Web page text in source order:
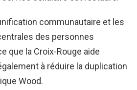
communautaire et les
des personnes
que la Croix-Rouge aide
à réduire la duplication
Wood.